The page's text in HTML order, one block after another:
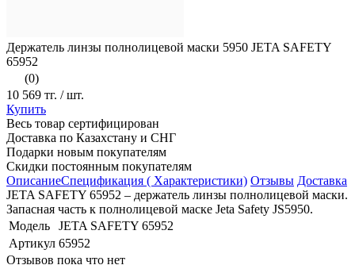
Держатель линзы полнолицевой маски 5950 JETA SAFETY
65952
(0)
10 569 тг. / шт.
Купить
Весь товар сертифицирован
Доставка по Казахстану и СНГ
Подарки новым покупателям
Скидки постоянным покупателям
ОписаниеСпецификация ( Характеристики) Отзывы Доставка
JETA SAFETY 65952 – держатель линзы полнолицевой маски.
Запасная часть к полнолицевой маске Jeta Safety JS5950.
Модель
JETA SAFETY 65952
Артикул 65952
Отзывов пока что нет